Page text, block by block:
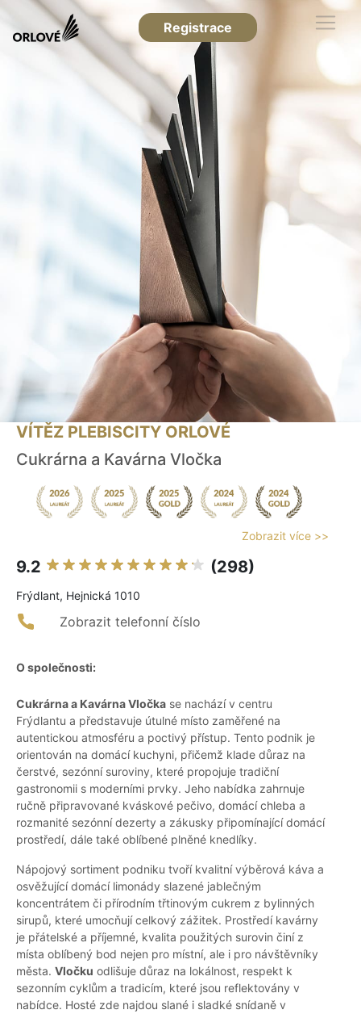
Registrace
VÍTĚZ PLEBISCITY ORLOVÉ
Cukrárna a Kavárna Vločka
Zobrazit více >>
9.2 (298)
Frýdlant, Hejnická 1010
Zobrazit telefonní číslo
O společnosti:
Cukrárna a Kavárna Vločka se nachází v centru
Frýdlantu a představuje útulné místo zaměřené na
autentickou atmosféru a poctivý přístup. Tento podnik je
orientován na domácí kuchyni, přičemž klade důraz na
čerstvé, sezónní suroviny, které propojuje tradiční
gastronomii s moderními prvky. Jeho nabídka zahrnuje
ručně připravované kváskové pečivo, domácí chleba a
rozmanité sezónní dezerty a zákusky připomínající domácí
prostředí, dále také oblíbené plněné knedlíky.
Nápojový sortiment podniku tvoří kvalitní výběrová káva a
osvěžující domácí limonády slazené jablečným
koncentrátem či přírodním třtinovým cukrem z bylinných
sirupů, které umocňují celkový zážitek. Prostředí kavárny
je přátelské a příjemné, kvalita použitých surovin činí z
místa oblíbený bod nejen pro místní, ale i pro návštěvníky
města. Vločku odlišuje důraz na lokálnost, respekt k
sezonním cyklům a tradicím, které jsou reflektovány v
nabídce. Hosté zde najdou slané i sladké snídaně v